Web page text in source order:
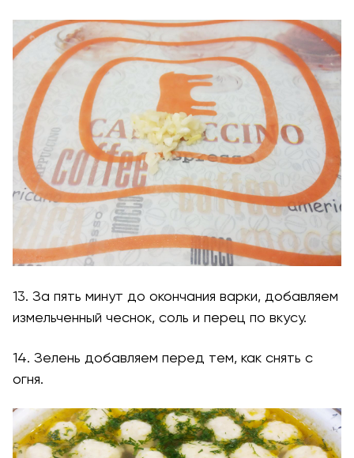
13. За пять минут до окончания варки, добавляем
измельченный чеснок, соль и перец по вкусу.
14. Зелень добавляем перед тем, как снять с
огня.